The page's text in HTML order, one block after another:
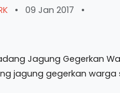
• 09 Jan 2017
•
jagung gegerkan